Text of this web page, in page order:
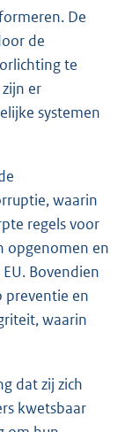
De
de
te
er
systemen
waarin
regels voor
opgenomen en
Bovendien
preventie en
waarin
dat zij zich
kwetsbaar